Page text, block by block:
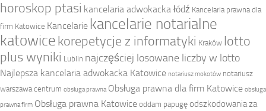
horoskop ptasi kancelaria adwokacka łódź Kancelaria prawna dla
firm Katowice Kancelarie kancelarie notarialne
katowicekorepetycje z informatyki Kraków lotto
plus wyniki Lublin najczęściej losowane liczby w lotto
Najlepsza kancelaria adwokacka Katowice notariusz mokotów notariusz
warszawa centrum obsługa prawna Obsługa prawna dla firm Katowice obsługa
prawna firm Obsługa prawna Katowice oddam papugę odszkodowania za